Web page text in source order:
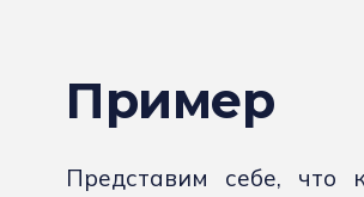
Пример
Представим себе, что